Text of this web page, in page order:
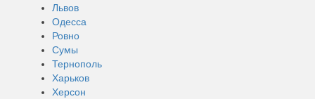
Львов
Одесса
Ровно
Сумы
Тернополь
Харьков
Херсон